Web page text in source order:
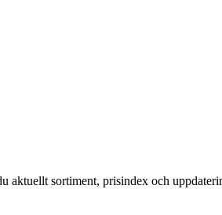
aktuellt sortiment, prisindex och